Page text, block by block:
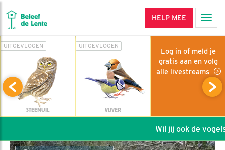
HELP MEE
UITGEVLOGEN
STEENUIL
UITGEVLOGEN
VIJVER
Log in of meld je
gratis aan en volg
alle livestreams
Wil jij ook de